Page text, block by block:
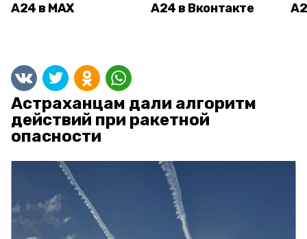
А24 в MAX А24 в Вконтакте
Астраханцам дали алгоритм
действий при ракетной
опасности